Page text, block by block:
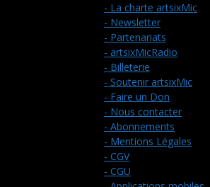
- La charte artsixMic
- Newsletter
- Partenariats
- artsixMicRadio
- Billeterie
- Soutenir artsixMic
- Faire un Don
- Nous contacter
- Abonnements
- Mentions Légales
- CGV
- CGU